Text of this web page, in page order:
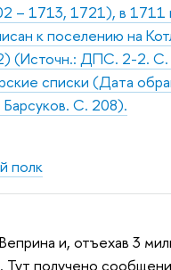
– 1713, 1721), в 1711
к поселению на
(Источн.: ДПС. 2-2. С.
списки (Дата
С. 208).
полк
и, отъехав 3
Тут получено